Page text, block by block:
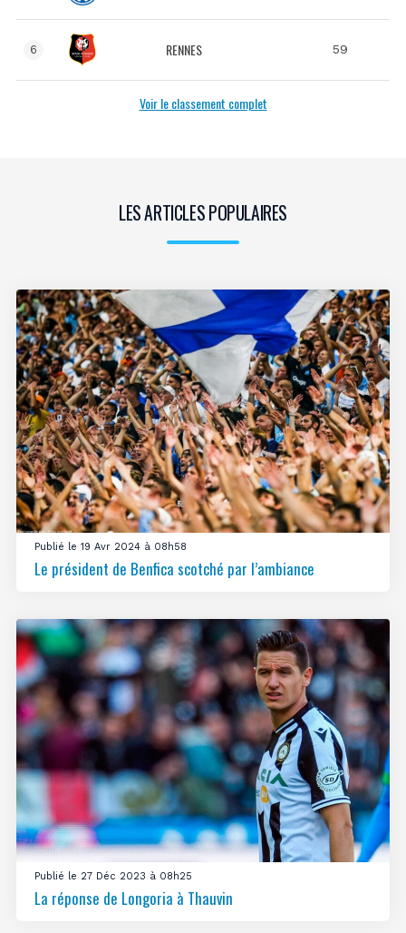
6 RENNES 59
Voir le classement complet
LES ARTICLES POPULAIRES
Publié le 19 Avr 2024 à 08h58
Le président de Benfica scotché par l’ambiance
Publié le 27 Déc 2023 à 08h25
La réponse de Longoria à Thauvin